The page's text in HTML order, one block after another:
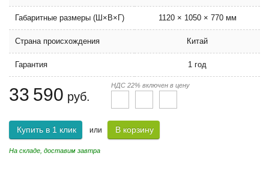
Габаритные размеры (Ш×В×Г) 1120 × 1050 × 770 мм
Страна происхождения Китай
Гарантия 1 год
33 590 руб.
НДС 22% включен в цену
Купить в 1 клик или В корзину
На складе, доставим завтра